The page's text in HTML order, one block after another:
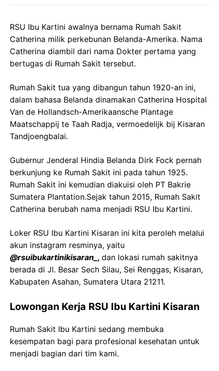
RSU Ibu Kartini awalnya bernama Rumah Sakit
Catherina milik perkebunan Belanda-Amerika. Nama
Catherina diambil dari nama Dokter pertama yang
bertugas di Rumah Sakit tersebut.
Rumah Sakit tua yang dibangun tahun 1920-an ini,
dalam bahasa Belanda dinamakan Catherina Hospital
Van de Hollandsch-Amerikaansche Plantage
Maatschappij te Taah Radja, vermoedelijk bij Kisaran
Tandjoengbalai.
Gubernur Jenderal Hindia Belanda Dirk Fock pernah
berkunjung ke Rumah Sakit ini pada tahun 1925.
Rumah Sakit ini kemudian diakuisi oleh PT Bakrie
Sumatera Plantation.Sejak tahun 2015, Rumah Sakit
Catherina berubah nama menjadi RSU Ibu Kartini.
Loker RSU Ibu Kartini Kisaran ini kita peroleh melalui
akun instagram resminya, yaitu
@rsuibukartinikisaran_, dan lokasi rumah sakitnya
berada di Jl. Besar Sech Silau, Sei Renggas, Kisaran,
Kabupaten Asahan, Sumatera Utara 21211.
Lowongan Kerja RSU Ibu Kartini Kisaran
Rumah Sakit Ibu Kartini sedang membuka
kesempatan bagi para profesional kesehatan untuk
menjadi bagian dari tim kami.